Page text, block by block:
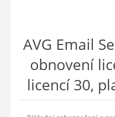
AVG Email
obnovení
licencí 30,